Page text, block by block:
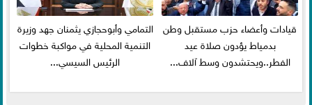
قيادات وأعضاء حزب مستقبل وطن
بدمياط يؤدون صلاة عيد
الفطر..ويحتشدون وسط آلاف...
التمامي وأبوحجازي يثمنان جهد وزيرة
التنمية المحلية في مواكبة خطوات
الرئيس السيسي...